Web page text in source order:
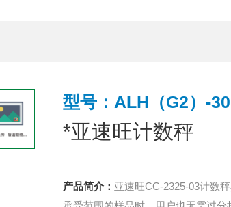
型号：ALH（G2）-30
*亚速旺计数秤
产品简介： 亚速旺CC-2325-03计数